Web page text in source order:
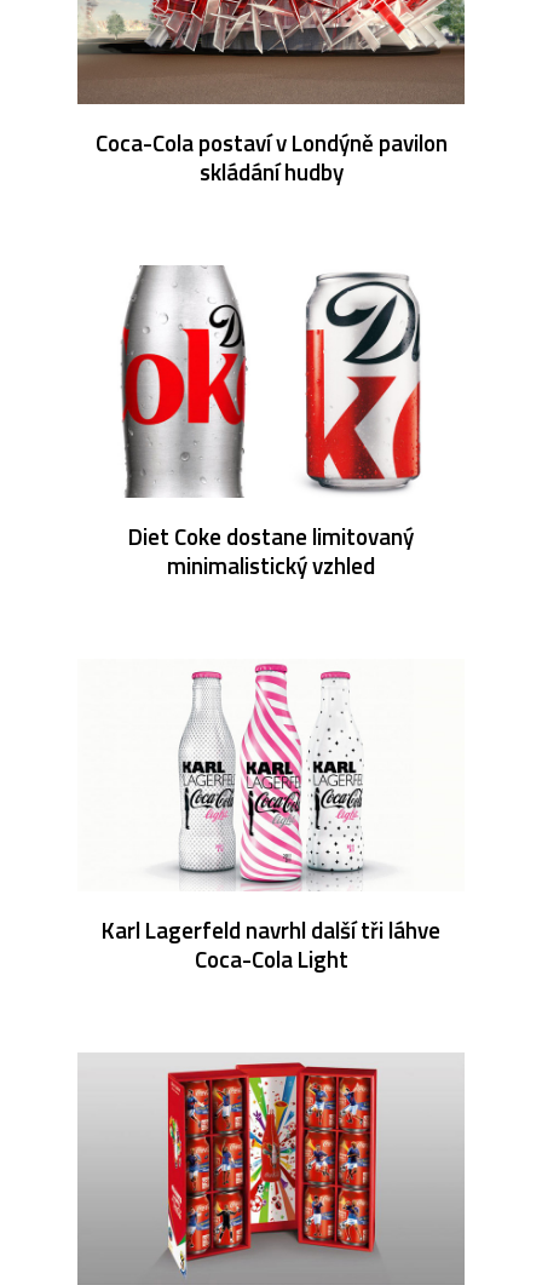
Coca-Cola postaví v Londýně pavilon
skládání hudby
Diet Coke dostane limitovaný
minimalistický vzhled
Karl Lagerfeld navrhl další tři láhve
Coca-Cola Light